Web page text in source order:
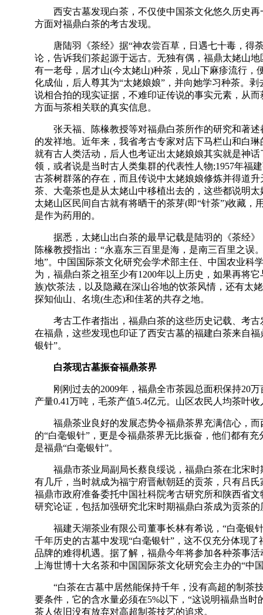
西安古墓发现白茶，不仅使中国茶文化悠久历史再
方面对福鼎白茶的考古发现。
唐陆羽《茶经》据“神农尝百草，日遇七十毒，得荼
论，告诉我们茶起源于远古。无独有偶，福鼎太姥山
有一老母，居才山(今太姥山)种茶，见山下麻疹流行，
化成仙，后人尊其为“太姥娘娘”，并向她学习种茶。
说相合拍的现实证据，不难印证传说的事实元素，从
方面与茶相关联的真实信息。
张天福、陈椽教授等对福鼎白茶所作的研究和著
的发祥地。近年来，我省考古专家对店下马栏山和白
就有古人类活动，后人也考证出太姥娘娘其实就是神
领，或者说是当时古人类集群的代表性人物;1957年福
古茶树群落的存在，而且传说中太姥娘娘修炼并得道
茶、大毫茶也是从太姥山中移植出去的，这些都说明
太姥山区民间自古就有将晒干的茶芽(即“针茶”)收藏，
是作为药用的。
据悉，太姥山出白茶的最早记载是陆羽的《茶经》
陈椽教授指出：“永嘉东三百里是海，是南三百里之误
地”。中国国际茶文化研究会学术部主任、中国农业科
为，福鼎白茶之祖至少有1200年以上历史，如果再将
族)饮茶法，以及隐藏在深山谷地的饮茶风情，还有太
探知仙山、名境(生态)和佳茗的共存之地。
考古工作者指出，福鼎白茶的这些历史记载、考古
在福鼎，这些发现也印证了西安古墓的福建白茶来自
银针”。
白茶现古墓振奋福鼎茶界
刚刚过去的2009年，福鼎全市茶园总面积保持20万
产量0.41万吨，毛茶产值5.4亿元。山区农民人均茶叶收
福鼎茶业良好的发展态势令福鼎茶界充满信心，而
的“白毫银针”，更是令福鼎茶界无比振奋，他们都有
是福鼎“白毫银针”。
福鼎市茶业局副局长蔡良绥说，福鼎白茶在北宋时
有几斤，当时就成为福宁府晋献朝廷的贡茶，只有吕
福鼎市政府准备委托中国社科院考古研究所和陕西省
研究论证，包括加强研究北宋时期福鼎白茶成为贡茶的
福建天湖茶业有限公司董事长林有希说，“白毫银
千年历史的古墓中发现“白毫银针”，这不仅充分体现
品牌的难得机遇。据了解，福鼎今年将参加各种茶事
上海世博十大名茶和中国国际茶文化研究会主办的“中
“白茶在古墓中居然能保持千年，没有高超的制茶
要条件，它的含水量必须在5%以下，“这说明福鼎当
茶人依旧没有放弃对高超制茶技艺的追求。